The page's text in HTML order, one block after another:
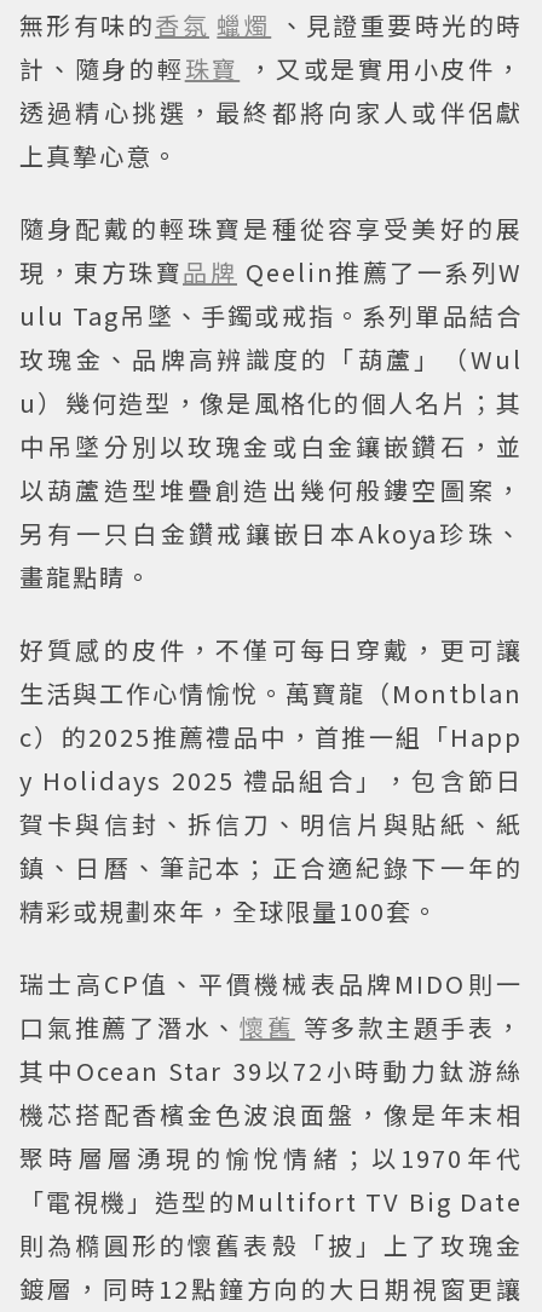
無形有味的香氛 蠟燭
、見證重要時光的時
計、隨身的輕珠寶
，又或是實用小皮件，
透過精心挑選，最終都將向家人或伴侶獻
上真摯心意。
隨身配戴的輕珠寶是種從容享受美好的展
現，東方珠寶品牌 Qeelin推薦了一系列W
ulu Tag吊墜、手鐲或戒指。系列單品結合
玫瑰金、品牌高辨識度的「葫蘆」（Wul
u）幾何造型，像是風格化的個人名片；其
中吊墜分別以玫瑰金或白金鑲嵌鑽石，並
以葫蘆造型堆疊創造出幾何般鏤空圖案，
另有一只白金鑽戒鑲嵌日本Akoya珍珠、
畫龍點睛。
好質感的皮件，不僅可每日穿戴，更可讓
生活與工作心情愉悅。萬寶龍（Montblan
c）的2025推薦禮品中，首推一組「Happ
y Holidays 2025 禮品組合」，包含節日
賀卡與信封、拆信刀、明信片與貼紙、紙
鎮、日曆、筆記本；正合適紀錄下一年的
精彩或規劃來年，全球限量100套。
瑞士高CP值、平價機械表品牌MIDO則一
口氣推薦了潛水、懷舊 等多款主題手表，
其中Ocean Star 39以72小時動力鈦游絲
機芯搭配香檳金色波浪面盤，像是年末相
聚時層層湧現的愉悅情緒；以1970年代
「電視機」造型的Multifort TV Big Date
則為橢圓形的懷舊表殼「披」上了玫瑰金
鍍層，同時12點鐘方向的大日期視窗更讓